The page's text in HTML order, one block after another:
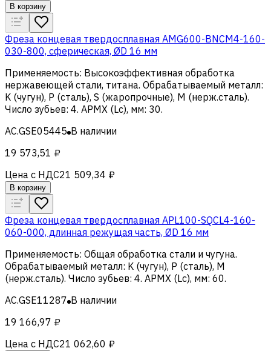
В корзину
Фреза концевая твердосплавная AMG600-BNCM4-160-
030-800, сферическая, ØD 16 мм
Применяемость: Высокоэффективная обработка
нержавеющей стали, титана. Обрабатываемый металл:
K (чугун), Р (сталь), S (жаропрочные), M (нерж.сталь).
Число зубьев: 4. APMX (Lc), мм: 30.
AC.GSE05445 В наличии
19 573,51 ₽
Цена с НДС21 509,34 ₽
В корзину
Фреза концевая твердосплавная APL100-SQCL4-160-
060-000, длинная режущая часть, ØD 16 мм
Применяемость: Общая обработка стали и чугуна.
Обрабатываемый металл: K (чугун), Р (сталь), M
(нерж.сталь). Число зубьев: 4. APMX (Lc), мм: 60.
AC.GSE11287 В наличии
19 166,97 ₽
Цена с НДС21 062,60 ₽